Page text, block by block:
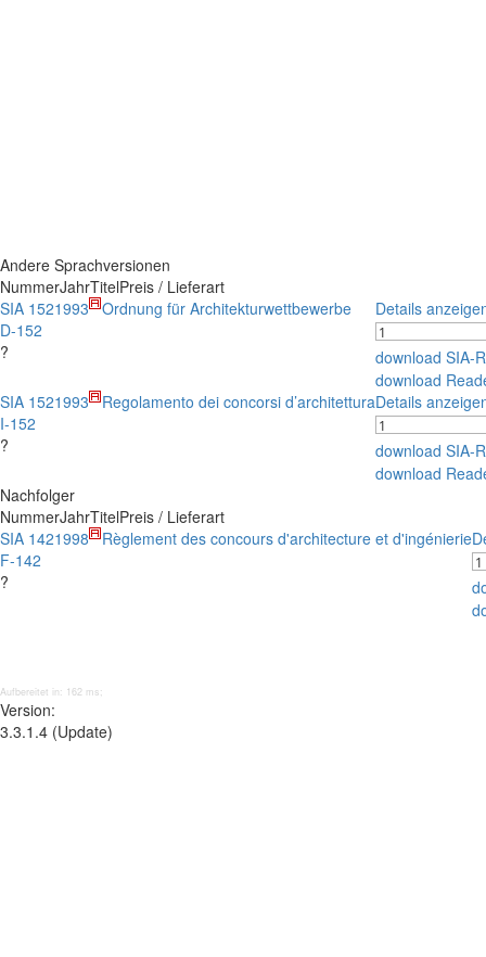
Andere Sprachversionen
NummerJahrTitelPreis / Lieferart
SIA 152
D-152
?
1993 Ordnung für Architekturwettbewerbe Details
download SIA-
download
SIA 152
I-152
?
1993 Regolamento dei concorsi d’architetturaDetails
download SIA-
download
Nachfolger
NummerJahrTitelPreis / Lieferart
SIA 142
F-142
?
1998 Règlement des concours d'architecture et d'ingénierie
Aufbereitet in: 162 ms;
Version:
3.3.1.4 (Update)